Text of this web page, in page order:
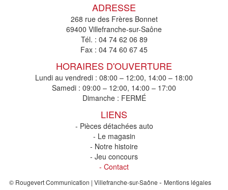
ADRESSE
268 rue des Frères Bonnet
69400 Villefranche-sur-Saône
Tél. : 04 74 62 06 89
Fax : 04 74 60 67 45
HORAIRES D'OUVERTURE
Lundi au vendredi : 08:00 – 12:00, 14:00 – 18:00
Samedi : 09:00 – 12:00, 14:00 – 17:00
Dimanche : FERMÉ
LIENS
- Pièces détachées auto
- Le magasin
- Notre histoire
- Jeu concours
- Contact
© Rougevert Communication | Villefranche-sur-Saône - Mentions légales